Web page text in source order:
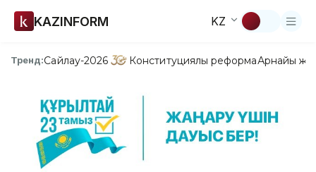
KAZINFORM KZ
Тренд:Сайлау-2026 Конституциялық реформаАрнайы